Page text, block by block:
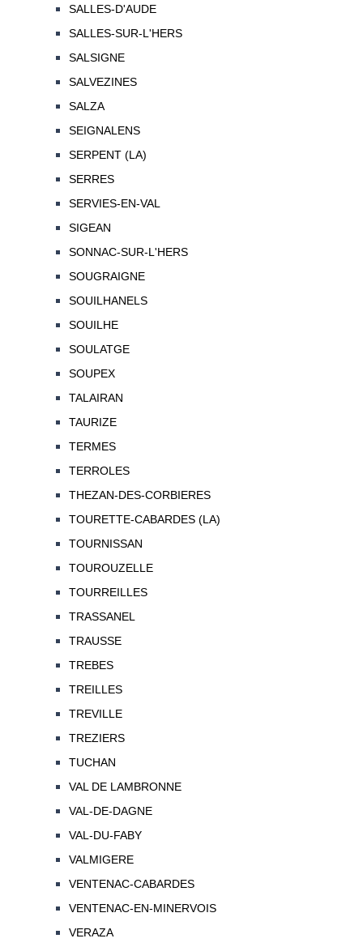
SALLES-D'AUDE
SALLES-SUR-L'HERS
SALSIGNE
SALVEZINES
SALZA
SEIGNALENS
SERPENT (LA)
SERRES
SERVIES-EN-VAL
SIGEAN
SONNAC-SUR-L'HERS
SOUGRAIGNE
SOUILHANELS
SOUILHE
SOULATGE
SOUPEX
TALAIRAN
TAURIZE
TERMES
TERROLES
THEZAN-DES-CORBIERES
TOURETTE-CABARDES (LA)
TOURNISSAN
TOUROUZELLE
TOURREILLES
TRASSANEL
TRAUSSE
TREBES
TREILLES
TREVILLE
TREZIERS
TUCHAN
VAL DE LAMBRONNE
VAL-DE-DAGNE
VAL-DU-FABY
VALMIGERE
VENTENAC-CABARDES
VENTENAC-EN-MINERVOIS
VERAZA